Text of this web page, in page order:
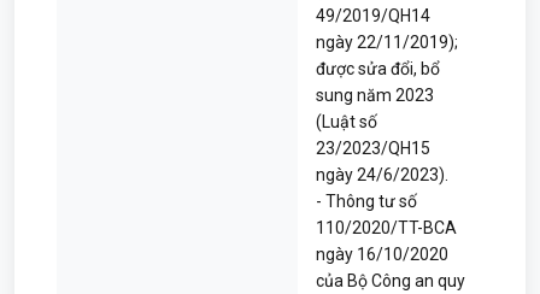
49/2019/QH14
ngày 22/11/2019);
được sửa đổi, bổ
sung năm 2023
(Luật số
23/2023/QH15
ngày 24/6/2023).
- Thông tư số
110/2020/TT-BCA
ngày 16/10/2020
của Bộ Công an quy